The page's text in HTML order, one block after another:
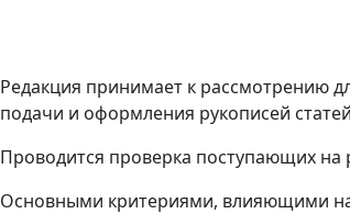
Редакция принимает к рассмотрению
подачи и оформления рукописей
Проводится проверка поступающих
Основными критериями, влияющими на